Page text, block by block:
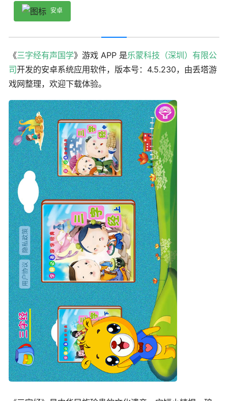
安卓
《三字经有声国学》游戏 APP 是乐蒙科技（深圳）有限公
司开发的安卓系统应用软件，版本号：4.5.230，由丢塔游
戏网整理，欢迎下载体验。